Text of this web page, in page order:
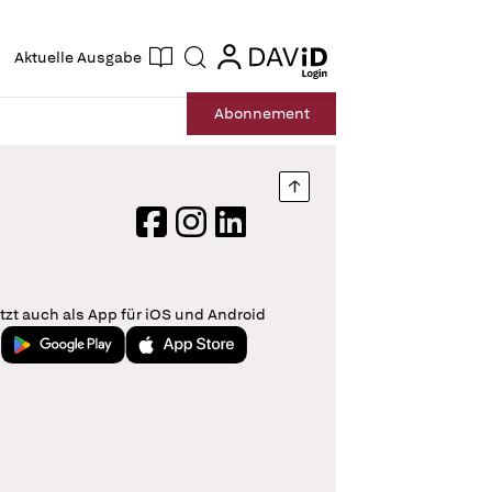
Aktuelle Ausgabe Suche login
login
Abonnement
Nach oben springen
FacebookInstagram
LinkedIn
auch als App für iOS und Android
Jetzt bei Google PlayLaden im App Store